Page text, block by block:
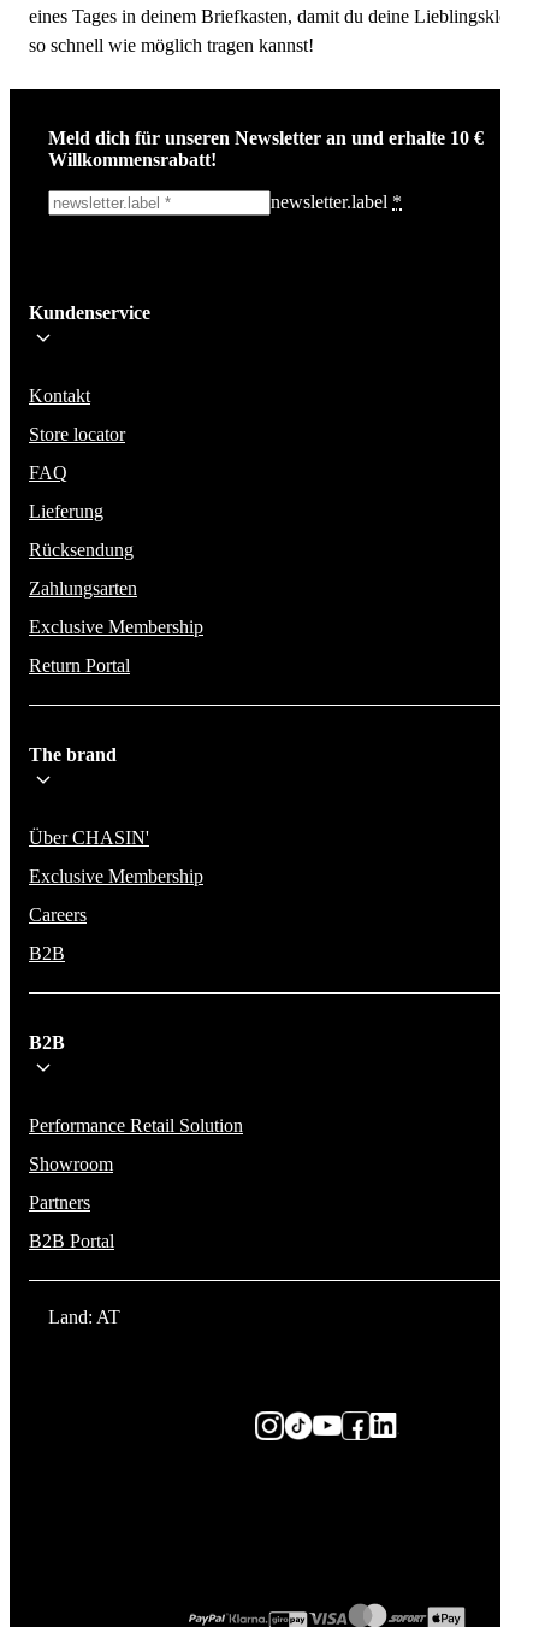
eines Tages in deinem Briefkasten, damit du deine
so schnell wie möglich tragen kannst!
Meld dich für unseren Newsletter an und erhalte 10 €
Willkommensrabatt!
newsletter.label *
Bleib auf dem Laufenden über die neuesten Nachrichten, Kampagnen
Aktionen. Wir geben deine E-Mail-Adresse nicht weiter und versenden
Kundenservice
Kontakt
Store locator
FAQ
Lieferung
Rücksendung
Zahlungsarten
Exclusive Membership
Return Portal
The brand
Über CHASIN'
Exclusive Membership
Careers
B2B
B2B
Performance Retail Solution
Showroom
Partners
B2B Portal
Land: AT